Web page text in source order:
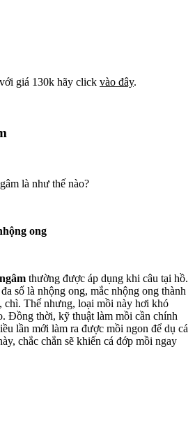
giá 130k hãy click vào đây.
là như thế nào?
ong
thường được áp dụng khi câu tại hồ.
số là nhộng ong, mắc nhộng ong thành
chì. Thế nhưng, loại mồi này hơi khó
Đồng thời, kỹ thuật làm mồi cần chính
lần mới làm ra được mồi ngon để dụ cá
chắc chắn sẽ khiến cá đớp mồi ngay